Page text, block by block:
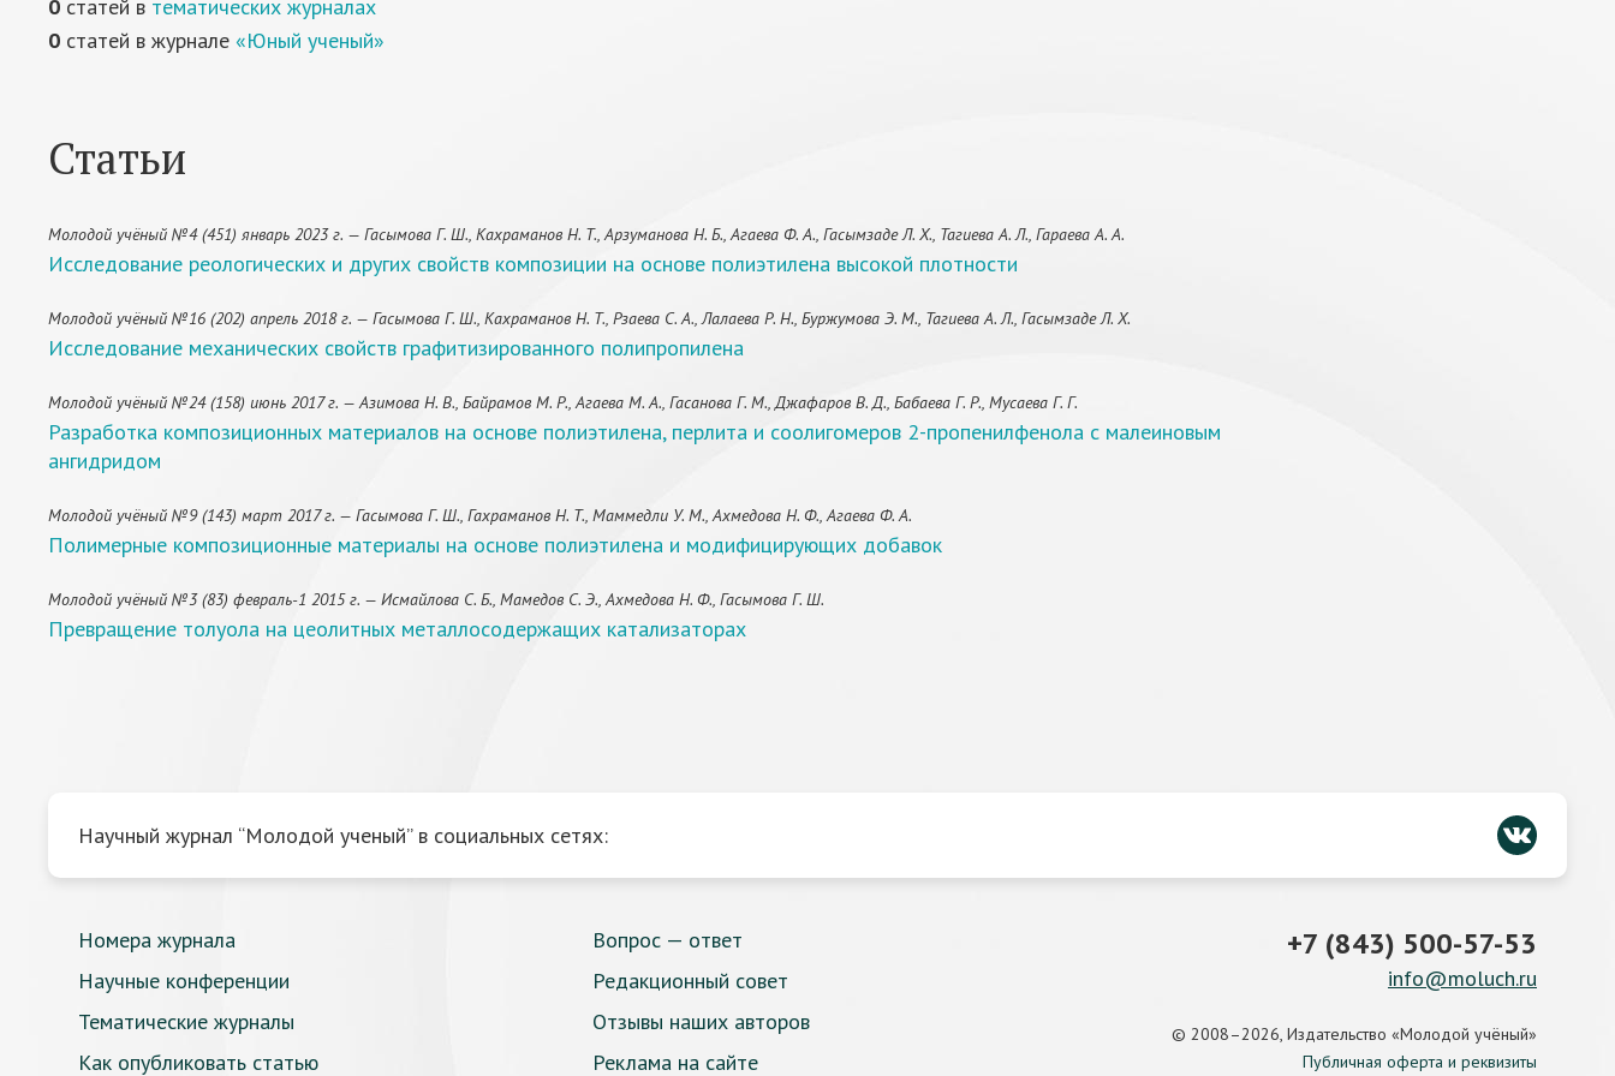
0 статей в тематических журналах
0 статей в журнале «Юный ученый»
Статьи
Молодой учёный №4 (451) январь 2023 г. — Гасымова Г. Ш., Кахраманов Н. Т., Арзуманова Н. Б., Агаева Ф. А., Гасымзаде Л. Х., Тагиева А. Л., Гараева А. А.
Исследование реологических и других свойств композиции на основе полиэтилена высокой плотности
Молодой учёный №16 (202) апрель 2018 г. — Гасымова Г. Ш., Кахраманов Н. Т., Рзаева С. А., Лалаева Р. Н., Буржумова Э. М., Тагиева А. Л., Гасымзаде Л. Х.
Исследование механических свойств графитизированного полипропилена
Молодой учёный №24 (158) июнь 2017 г. — Азимова Н. В., Байрамов М. Р., Агаева М. А., Гасанова Г. М., Джафаров В. Д., Бабаева Г. Р., Мусаева Г. Г.
Разработка композиционных материалов на основе полиэтилена, перлита и соолигомеров 2-пропенилфенола с малеиновым
ангидридом
Молодой учёный №9 (143) март 2017 г. — Гасымова Г. Ш., Гахраманов Н. Т., Маммедли У. М., Ахмедова Н. Ф., Агаева Ф. А.
Полимерные композиционные материалы на основе полиэтилена и модифицирующих добавок
Молодой учёный №3 (83) февраль-1 2015 г. — Исмайлова С. Б., Мамедов С. Э., Ахмедова Н. Ф., Гасымова Г. Ш.
Превращение толуола на цеолитных металлосодержащих катализаторах
Научный журнал “Молодой ученый” в социальных сетях:
Номера журнала
Научные конференции
Тематические журналы
Как опубликовать статью
Вопрос — ответ
Редакционный совет
Отзывы наших авторов
Реклама на сайте
+7 (843) 500-57-53
info@moluch.ru
© 2008–2026, Издательство «Молодой учёный»
Публичная оферта и реквизиты